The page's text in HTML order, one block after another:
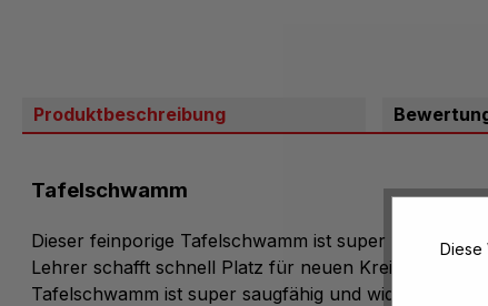
Produktbeschreibung
Tafelschwamm
Dieser feinporige Tafelschwamm ist super für die
Lehrer schafft schnell Platz für neuen
Tafelschwamm ist super saugfähig und
Diese